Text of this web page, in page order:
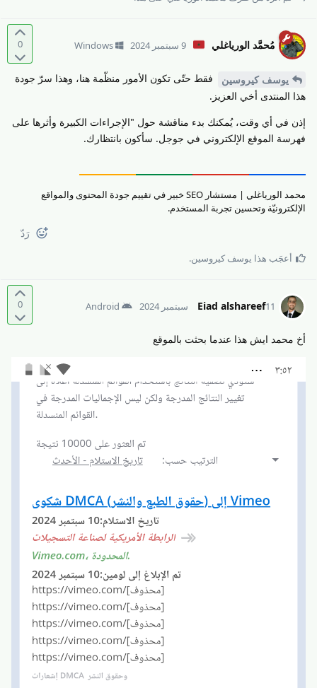
0 مُحمَّد الورياغلي 9 سبتمبر 2024 Windows
يوسف كيروسين
فقط حتّى تكون الأمور منظّمة هنا، وهذا سرّ جودة
هذا المنتدى أخي العزيز.
إذن في أي وقت، يُمكنك بدء مناقشة حول "الإجراءات الكبيرة وأثرها على
فهرسة الموقع الإلكتروني في جوجل. سأكون بانتظارك.
محمد الورياغلي | مستشار SEO خبير في تقييم جودة المحتوى والمواقع
الإلكترونيّة وتحسين تجربة المستخدم.
رَدّ
أعجَب هذا يوسف كيروسين.
0 Eiad alshareef11 سبتمبر 2024 Android
أخ محمد ايش هذا عندما بحثت بالموقع